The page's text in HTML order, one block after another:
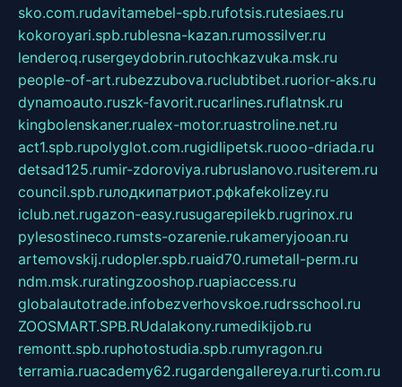
sko.com.rudavitamebel-spb.rufotsis.rutesiaes.ru
kokoroyari.spb.rublesna-kazan.rumossilver.ru
lenderoq.rusergeydobrin.rutochkazvuka.msk.ru
people-of-art.rubezzubova.ruclubtibet.ruorior-aks.ru
dynamoauto.ruszk-favorit.rucarlines.ruflatnsk.ru
kingbolenskaner.rualex-motor.ruastroline.net.ru
act1.spb.rupolyglot.com.rugidlipetsk.ruooo-driada.ru
detsad125.rumir-zdoroviya.rubruslanovo.rusiterem.ru
council.spb.ruлодкипатриот.рфkafekolizey.ru
iclub.net.rugazon-easy.rusugarepilekb.rugrinox.ru
pylesostineco.rumsts-ozarenie.rukameryjooan.ru
artemovskij.rudopler.spb.ruaid70.rumetall-perm.ru
ndm.msk.ruratingzooshop.ruapiaccess.ru
globalautotrade.infobezverhovskoe.rudrsschool.ru
ZOOSMART.SPB.RUdalakony.rumedikijob.ru
remontt.spb.ruphotostudia.spb.rumyragon.ru
terramia.ruacademy62.rugardengallereya.rurti.com.ru